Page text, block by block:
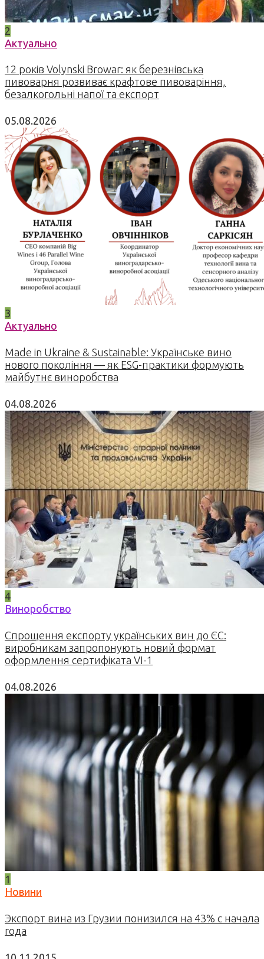
2
Актуально
12 років Volynski Browar: як березнівська
пивоварня розвиває крафтове пивоваріння,
безалкогольні напої та експорт
05.08.2026
3
Актуально
Made in Ukraine & Sustainable: Українське вино
нового покоління — як ESG-практики формують
майбутнє виноробства
04.08.2026
4
Виноробство
Спрощення експорту українських вин до ЄС:
виробникам запропонують новий формат
оформлення сертифіката VI-1
04.08.2026
1
Новини
Экспорт вина из Грузии понизился на 43% с начала
года